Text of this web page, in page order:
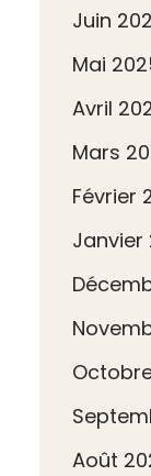
Juin
Mai
Avril
Mars
Février
Janvier
Août